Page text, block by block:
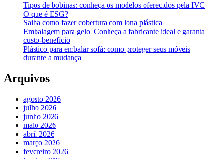
Tipos de bobinas: conheça os modelos oferecidos pela IVC
O que é ESG?
Saiba como fazer cobertura com lona plástica
Embalagem para gelo: Conheça a fabricante ideal e garanta
custo-benefício
Plástico para embalar sofá: como proteger seus móveis
durante a mudança
Arquivos
agosto 2026
julho 2026
junho 2026
maio 2026
abril 2026
março 2026
fevereiro 2026